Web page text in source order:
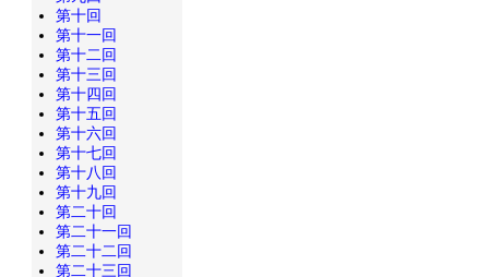
第十回
第十一回
第十二回
第十三回
第十四回
第十五回
第十六回
第十七回
第十八回
第十九回
第二十回
第二十一回
第二十二回
第二十三回